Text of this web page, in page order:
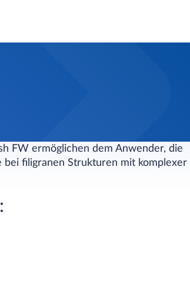
FW ermöglichen dem Anwender, die
filigranen Strukturen mit komplexer